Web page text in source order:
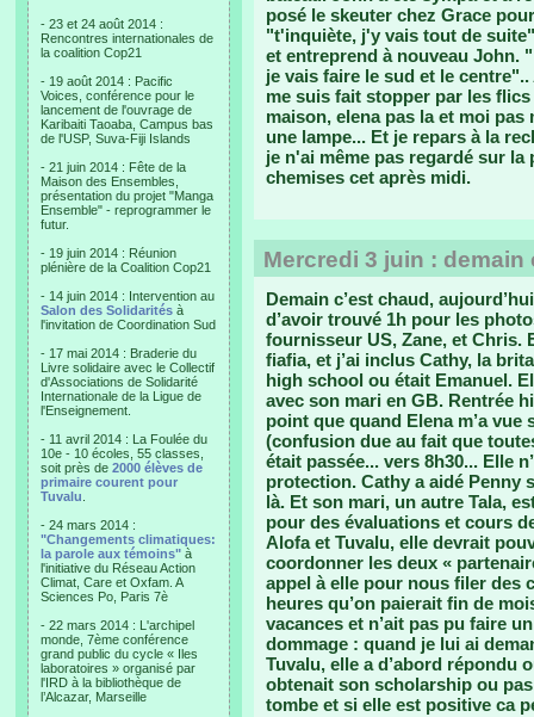
- 23 et 24 août 2014 :
Rencontres internationales de
la coalition Cop21
- 19 août 2014 : Pacific
Voices, conférence pour le
lancement de l'ouvrage de
Karibaiti Taoaba, Campus bas
de l'USP, Suva-Fiji Islands
- 21 juin 2014 : Fête de la
Maison des Ensembles,
présentation du projet "Manga
Ensemble" - reprogrammer le
futur.
- 19 juin 2014 : Réunion
plénière de la Coalition Cop21
- 14 juin 2014 : Intervention au
Salon des Solidarités à
l'invitation de Coordination Sud
- 17 mai 2014 : Braderie du
Livre solidaire avec le Collectif
d'Associations de Solidarité
Internationale de la Ligue de
l'Enseignement.
- 11 avril 2014 : La Foulée du
10e - 10 écoles, 55 classes,
soit près de 2000 élèves de
primaire courent pour
Tuvalu
- 24 mars 2014 :
"Changements climatiques:
la parole aux témoins" à
l'initiative du Réseau Action
Climat, Care et Oxfam. A
Sciences Po, Paris 7è
- 22 mars 2014 : L'archipel
monde, 7ème conférence
grand public du cycle « Iles
laboratoires » organisé par
l'IRD à la bibliothèque de
l’Alcazar, Marseille
posé le skeuter chez Grace
"t'inquiète, j'y vais tout de
et entreprend à nouveau John.
je vais faire le sud et le
me suis fait stopper par les
maison, elena pas la et moi
une lampe... Et je repars à la
je n'ai même pas regardé sur la
chemises cet après midi.
Mercredi 3 juin :
Demain c’est chaud,
d’avoir trouvé 1h pour les
fournisseur US, Zane, et Chris.
fiafia, et j’ai inclus Cathy, la
high school ou était Emanuel.
avec son mari en GB. Rentrée
point que quand Elena m’a vue
(confusion due au fait que
était passée... vers 8h30... Elle
protection. Cathy a aidé Penny
là. Et son mari, un autre Tala,
pour des évaluations et cours
Alofa et Tuvalu, elle devrait
coordonner les deux «
appel à elle pour nous filer des
heures qu’on paierait fin de
vacances et n’ait pas pu faire
dommage : quand je lui ai
Tuvalu, elle a d’abord répondu
obtenait son scholarship ou
tombe et si elle est positive ca